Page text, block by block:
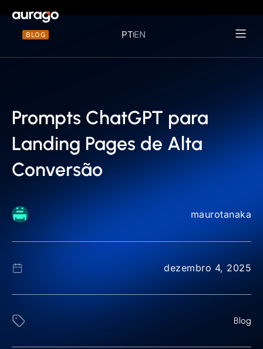
BLOG PTEN
Prompts ChatGPT para
Landing Pages de Alta
Conversão
maurotanaka
dezembro 4, 2025
Blog